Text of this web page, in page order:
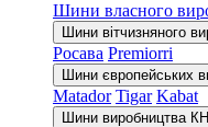
Шини власного
Шини вітчизняного
Росава Premiorri
Шини європейських
Matador Tigar Kabat
Шини виробництва